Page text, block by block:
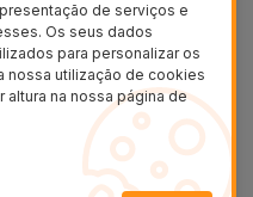
a preto;
Manchas;
de serviços e
Os seus dados
para personalizar os
nossa utilização de cookies
altura na nossa página de